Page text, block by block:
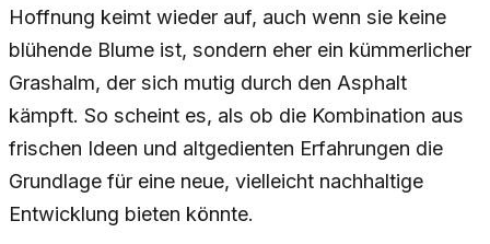
Hoffnung keimt wieder auf, auch wenn sie keine
blühende Blume ist, sondern eher ein kümmerlicher
Grashalm, der sich mutig durch den Asphalt
kämpft. So scheint es, als ob die Kombination aus
frischen Ideen und altgedienten Erfahrungen die
Grundlage für eine neue, vielleicht nachhaltige
Entwicklung bieten könnte.